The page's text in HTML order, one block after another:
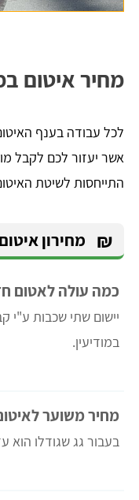
מחיר איטום
לכל עבודה בענף
אשר יעזור לכם לקבל
התייחסות לשיטת
₪ מחירון
כמה עולה לאטום
יישום שתי שכבות ע"י
במודיעין.
מחיר משוער
בעבור גג שגודלו הוא עד 65